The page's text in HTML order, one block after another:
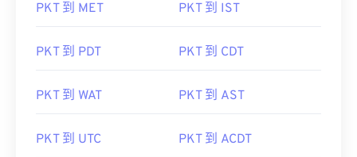
PKT 到 MET PKT 到 IST
PKT 到 PDT PKT 到 CDT
PKT 到 WAT PKT 到 AST
PKT 到 UTC PKT 到 ACDT